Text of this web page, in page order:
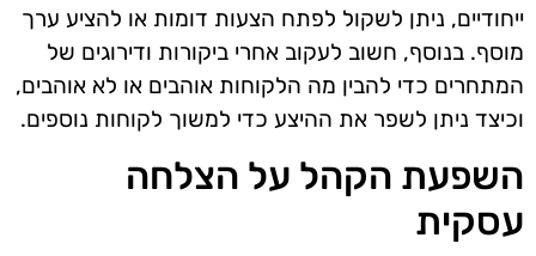
ייחודיים, ניתן לשקול לפתח הצעות דומות או להציע ערך
מוסף. בנוסף, חשוב לעקוב אחרי ביקורות ודירוגים של
המתחרים כדי להבין מה הלקוחות אוהבים או לא אוהבים,
וכיצד ניתן לשפר את ההיצע כדי למשוך לקוחות נוספים.
השפעת הקהל על הצלחה
עסקית